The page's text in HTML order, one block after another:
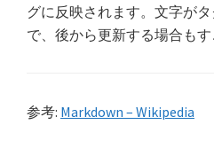
グに反映されます。文字が
で、後から更新する場合もす
参考: Markdown – Wikipedia